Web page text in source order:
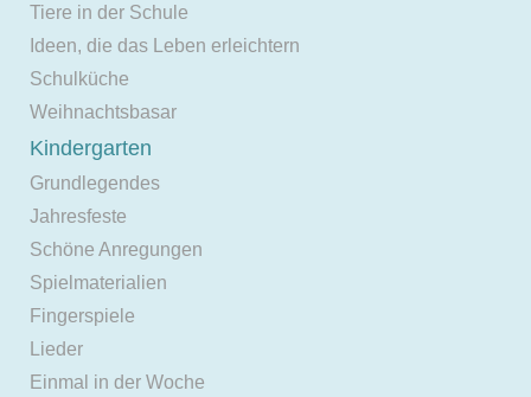
Tiere in der Schule
Ideen, die das Leben erleichtern
Schulküche
Weihnachtsbasar
Kindergarten
Grundlegendes
Jahresfeste
Schöne Anregungen
Spielmaterialien
Fingerspiele
Lieder
Einmal in der Woche